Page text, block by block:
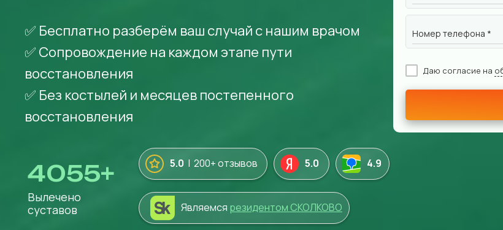
✅ Бесплатно разберём ваш случай с нашим врачом
✅ Сопровождение на каждом этапе пути
восстановления
✅ Без костылей и месяцев постепенного
восстановления
4055+
Вылечено
суставов
5.0 | 200+ отзывов 5.0 4.9
Являемся резидентом СКОЛКОВО
Номер телефона *
Даю согласие на